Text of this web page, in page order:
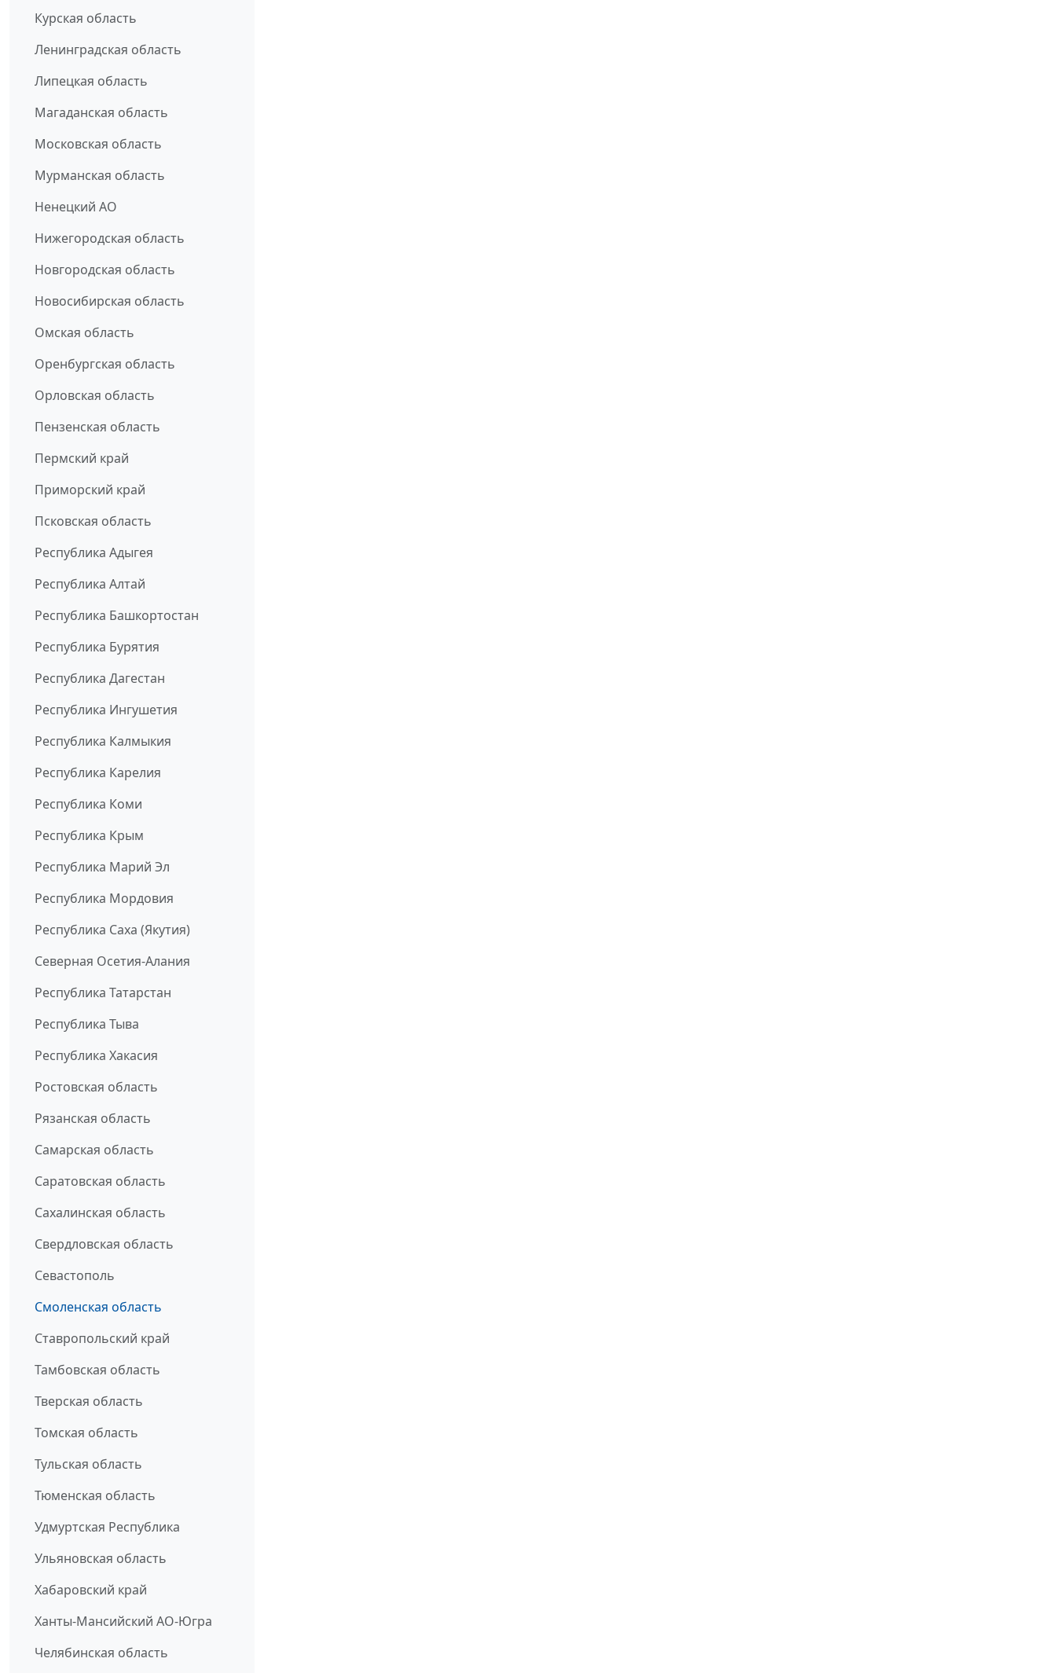
Курская область
Ленинградская область
Липецкая область
Магаданская область
Московская область
Мурманская область
Ненецкий АО
Нижегородская область
Новгородская область
Новосибирская область
Омская область
Оренбургская область
Орловская область
Пензенская область
Пермский край
Приморский край
Псковская область
Республика Адыгея
Республика Алтай
Республика Башкортостан
Республика Бурятия
Республика Дагестан
Республика Ингушетия
Республика Калмыкия
Республика Карелия
Республика Коми
Республика Крым
Республика Марий Эл
Республика Мордовия
Республика Саха (Якутия)
Северная Осетия-Алания
Республика Татарстан
Республика Тыва
Республика Хакасия
Ростовская область
Рязанская область
Самарская область
Саратовская область
Сахалинская область
Свердловская область
Севастополь
Смоленская область
Ставропольский край
Тамбовская область
Тверская область
Томская область
Тульская область
Тюменская область
Удмуртская Республика
Ульяновская область
Хабаровский край
Ханты-Мансийский АО-Югра
Челябинская область